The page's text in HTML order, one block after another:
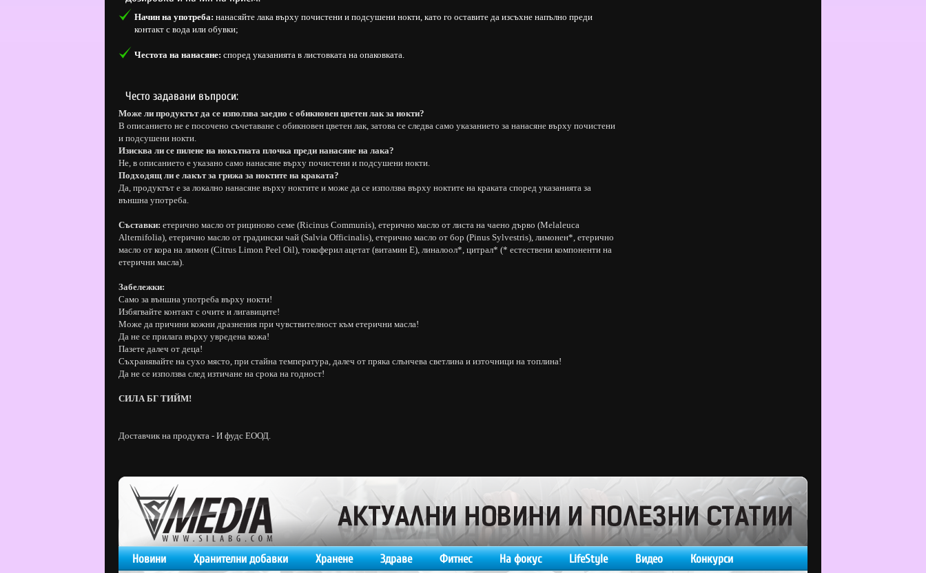
Начин на употреба: нанасяйте лака върху почистени и подсушени нокти, като го оставите да изсъхне напълно преди
контакт с вода или обувки;
Честота на нанасяне: според указанията в листовката на опаковката.
Често задавани въпроси:
Може ли продуктът да се използва заедно с обикновен цветен лак за нокти?
В описанието не е посочено съчетаване с обикновен цветен лак, затова се следва само указанието за нанасяне върху почистени
и подсушени нокти.
Изисква ли се пилене на нокътната плочка преди нанасяне на лака?
Не, в описанието е указано само нанасяне върху почистени и подсушени нокти.
Подходящ ли е лакът за грижа за ноктите на краката?
Да, продуктът е за локално нанасяне върху ноктите и може да се използва върху ноктите на краката според указанията за
външна употреба.
Съставки: етерично масло от рициново семе (Ricinus Communis), етерично масло от листа на чаено дърво (Melaleuca
Alternifolia), етерично масло от градински чай (Salvia Officinalis), етерично масло от бор (Pinus Sylvestris), лимонен*, етерично
масло от кора на лимон (Citrus Limon Peel Oil), токоферил ацетат (витамин Е), линалоол*, цитрал* (* естествени компоненти на
етерични масла).
Забележки:
Само за външна употреба върху нокти!
Избягвайте контакт с очите и лигавиците!
Може да причини кожни дразнения при чувствителност към етерични масла!
Да не се прилага върху увредена кожа!
Пазете далеч от деца!
Съхранявайте на сухо място, при стайна температура, далеч от пряка слънчева светлина и източници на топлина!
Да не се използва след изтичане на срока на годност!
СИЛА БГ ТИЙМ!
Доставчик на продукта - И фудс ЕООД.
Новини Хранителни добавки Хранене Здраве Фитнес На фокус LifeStyle Видео Конкурси